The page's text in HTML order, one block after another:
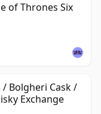
of Thrones Six
Bolgheri Cask /
Exchange